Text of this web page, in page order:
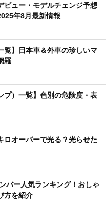
ビュー・モデルチェンジ予想
年8月最新情報
覧】日本車＆外車の珍しいマ
羅
プ）一覧】色別の危険度・表
ロオーバーで光る？光らせた
バー人気ランキング！おしゃ
方を紹介